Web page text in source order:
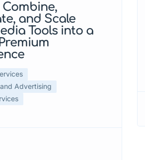
Combine,
and Scale
Tools into a
Advertising